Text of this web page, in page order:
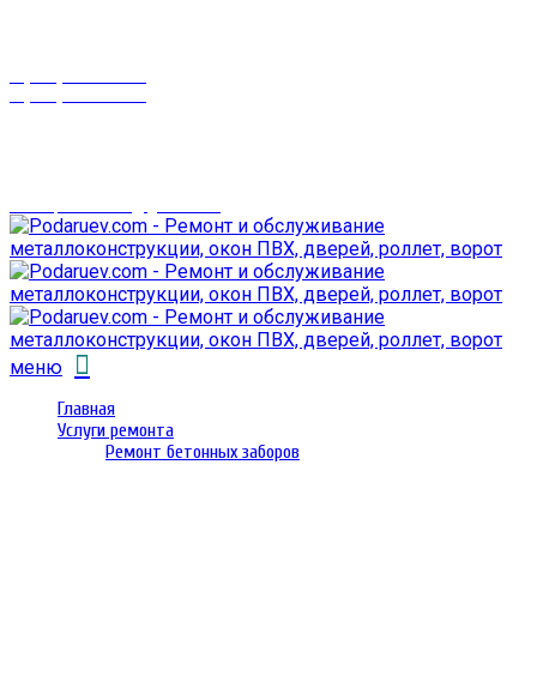
меню
Главная
Услуги ремонта
Ремонт бетонных заборов